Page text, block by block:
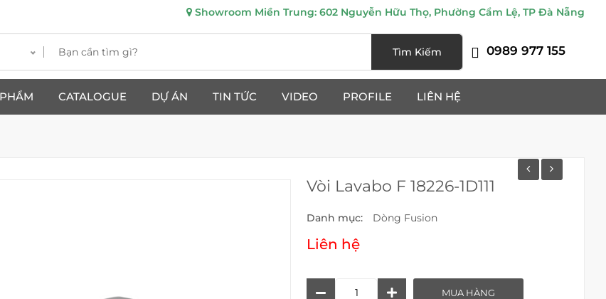
Showroom Miền Trung: 602 Nguyễn Hữu Thọ, Phường Cẩm Lệ, TP Đà Nẵng
Tìm Kiếm 0989 977 155
CATALOGUE DỰ ÁN TIN TỨC VIDEO PROFILE LIÊN HỆ
Vòi Lavabo F 18226-1D111
Danh mục: Dòng Fusion
Liên hệ
MUA HÀNG